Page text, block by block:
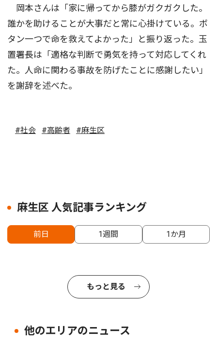
岡本さんは「家に帰ってから膝がガクガクした。
誰かを助けることが大事だと常に心掛けている。ボ
タン一つで命を救えてよかった」と振り返った。玉
置署長は「適格な判断で勇気を持って対応してくれ
た。人命に関わる事故を防げたことに感謝したい」
を謝辞を述べた。
#社会 #高齢者 #麻生区
麻生区 人気記事ランキング
前日 1週間 1か月
もっと見る
他のエリアのニュース